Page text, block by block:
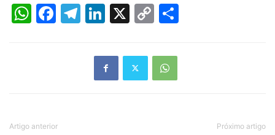
WhatsApp
Facebook
Telegram
LinkedIn
X
Copy
Artigo anterior Próximo artigo